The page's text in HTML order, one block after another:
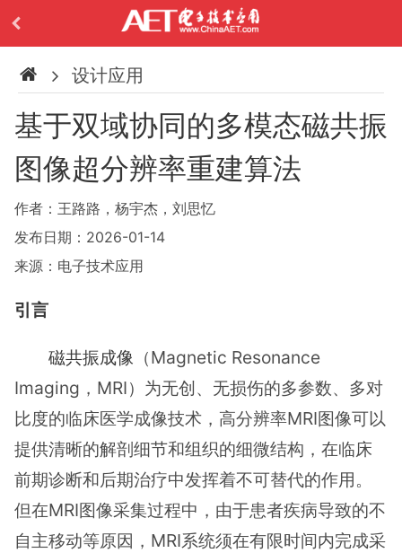
设计应用
基于双域协同的多模态磁共振
图像超分辨率重建算法
作者：王路路，杨宇杰，刘思忆
发布日期：2026-01-14
来源：电子技术应用
引言
磁共振成像 （Magnetic Resonance
Imaging，MRI）为无创、无损伤的多参数、多对
比度的临床医学成像技术，高分辨率MRI图像可以
提供清晰的解剖细节和组织的细微结构，在临床
前期诊断和后期治疗中发挥着不可替代的作用。
但在MRI图像采集过程中，由于患者疾病导致的不
自主移动等原因，MRI系统须在有限时间内完成采